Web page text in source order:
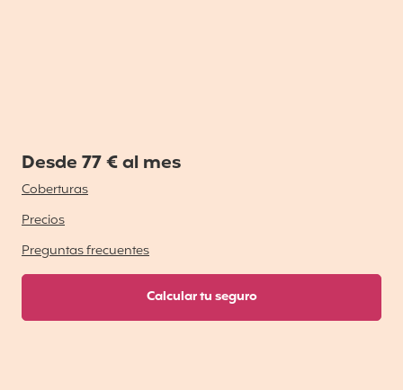
Desde 77 € al mes
Coberturas
Precios
Preguntas frecuentes
Calcular tu seguro